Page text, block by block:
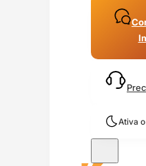
Ativa